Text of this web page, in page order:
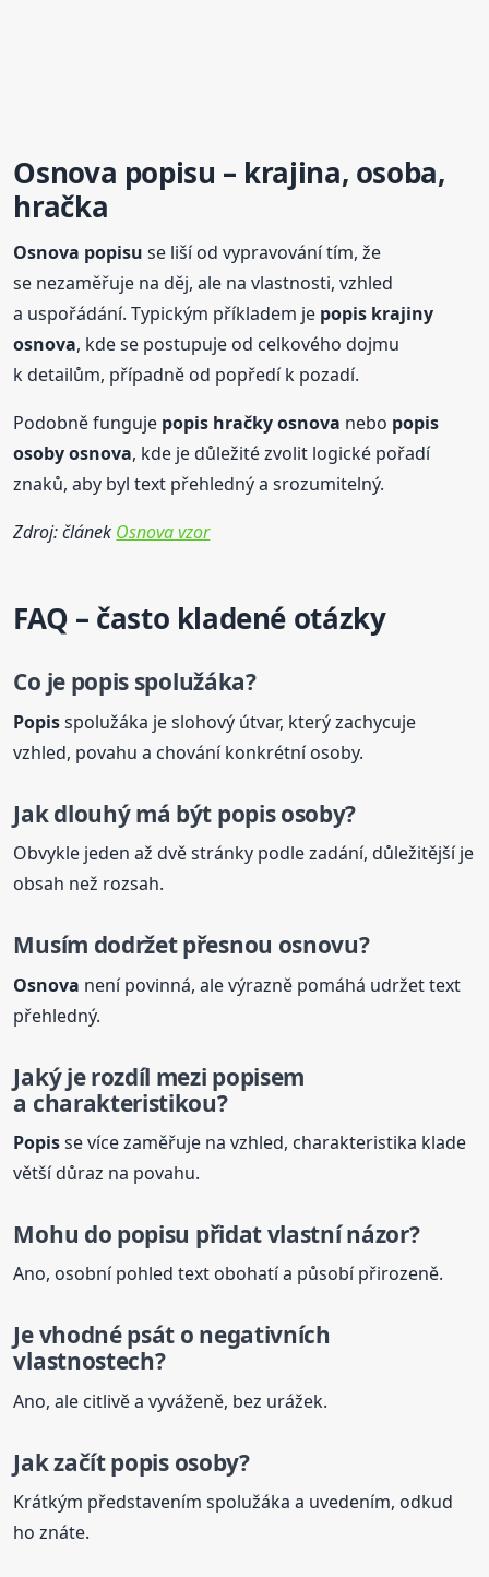
Osnova popisu – krajina, osoba,
hračka
Osnova popisu se liší od vypravování tím, že
se nezaměřuje na děj, ale na vlastnosti, vzhled
a uspořádání. Typickým příkladem je popis krajiny
osnova, kde se postupuje od celkového dojmu
k detailům, případně od popředí k pozadí.
Podobně funguje popis hračkyosnova nebo popis
osobyosnova, kde je důležité zvolit logické pořadí
znaků, aby byl text přehledný a srozumitelný.
Zdroj: článek Osnova vzor
FAQ – často kladené otázky
Co je popis spolužáka?
Popisspolužáka je slohový útvar, který zachycuje
vzhled, povahu a chování konkrétní osoby.
Jak dlouhý má být popisosoby?
Obvykle jeden až dvě stránky podle zadání, důležitější je
obsah než rozsah.
Musím dodržet přesnou osnovu?
Osnova není povinná, ale výrazně pomáhá udržet text
přehledný.
Jaký je rozdíl mezi popisem
a charakteristikou?
Popisse více zaměřuje na vzhled, charakteristika klade
větší důraz na povahu.
Mohu do popisu přidat vlastní názor?
Ano, osobní pohled text obohatí a působí přirozeně.
Je vhodné psát o negativních
vlastnostech?
Ano, ale citlivě a vyváženě, bez urážek.
Jak začítpopisosoby?
Krátkým představením spolužáka a uvedením, odkud
ho znáte.